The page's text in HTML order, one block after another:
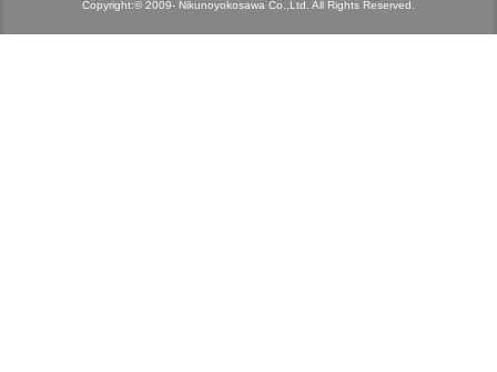
Copyright:© 2009- Nikunoyokosawa Co.,Ltd. All Rights Reserved.